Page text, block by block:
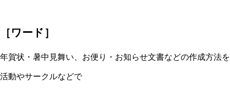
［ワード］
年賀状・暑中見舞い、お便り・お知らせ文書などの作成方法
活動やサークルなどで